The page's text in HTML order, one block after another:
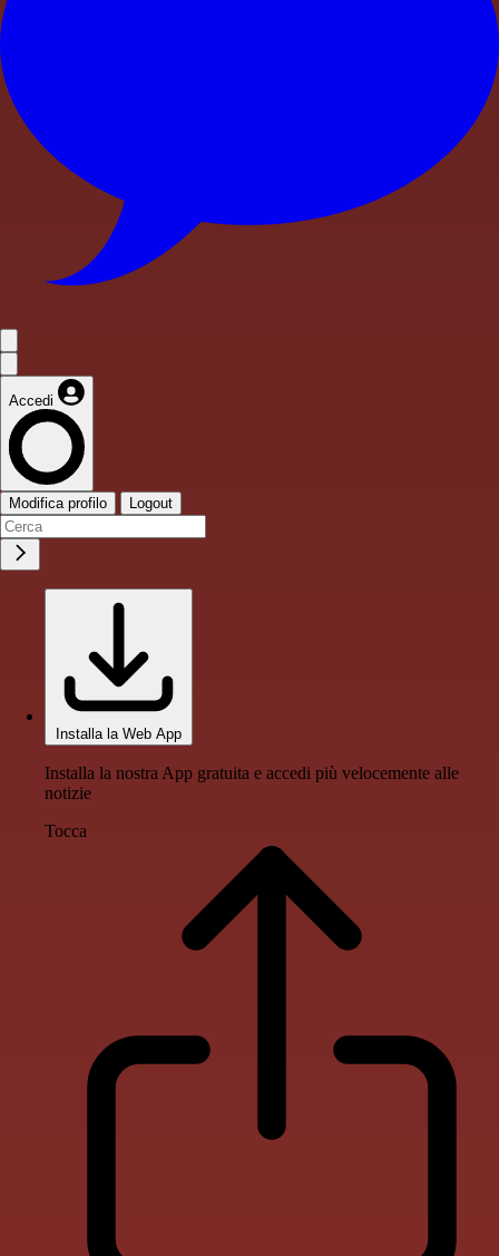
Accedi
Modifica profilo Logout
Installa la Web App
Installa la nostra App gratuita e accedi più velocemente alle
notizie
Tocca